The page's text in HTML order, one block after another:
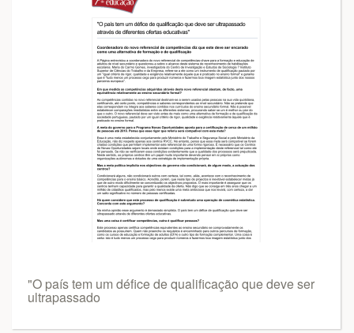
"O país tem um défice de qualificação que deve ser
ultrapassado